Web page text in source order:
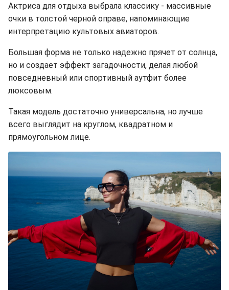
Актриса для отдыха выбрала классику - массивные
очки в толстой черной оправе, напоминающие
интерпретацию культовых авиаторов.
Большая форма не только надежно прячет от солнца,
но и создает эффект загадочности, делая любой
повседневный или спортивный аутфит более
люксовым.
Такая модель достаточно универсальна, но лучше
всего выглядит на круглом, квадратном и
прямоугольном лице.